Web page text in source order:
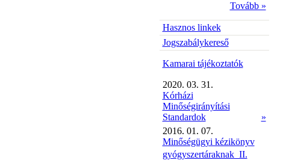
Tovább »
Hasznos linkek
Jogszabálykereső
Kamarai tájékoztatók
2020. 03. 31.
Kórházi
Minőségirányítási
Standardok
»
2016. 01. 07.
Minőségügyi kézikönyv
gyógyszertáraknak  II.